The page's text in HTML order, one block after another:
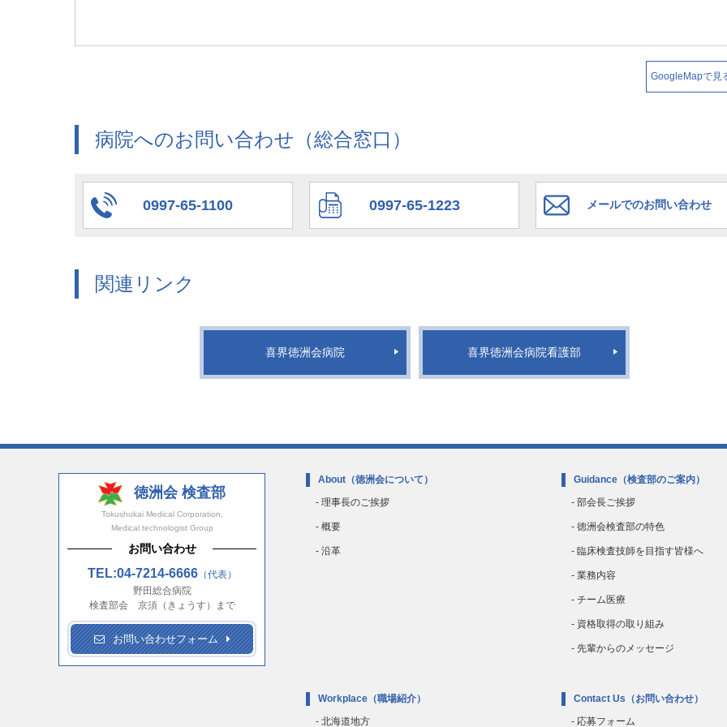
GoogleMapで見
病院へのお問い合わせ（総合窓口）
0997-65-1100 0997-65-1223 メールでのお問い合わせ
関連リンク
喜界徳洲会病院 喜界徳洲会病院看護部
徳洲会 検査部
Tokushukai Medical Corporation,
Medical technologist Group
お問い合わせ
TEL:04-7214-6666（代表）
野田総合病院
検査部会 京須（きょうす）まで
お問い合わせフォーム
About （徳洲会について）
- 理事長のご挨拶
- 概要
- 沿革
Guidance （検査部のご案内）
- 部会長ご挨拶
- 徳洲会検査部の特色
- 臨床検査技師を目指す皆様へ
- 業務内容
- チーム医療
- 資格取得の取り組み
- 先輩からのメッセージ
Workplace （職場紹介）
- 北海道地方
Contact Us （お問い合わせ）
- 応募フォーム